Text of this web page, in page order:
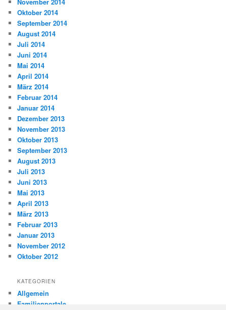
Oktober 2014
September 2014
August 2014
Juli 2014
Juni 2014
Mai 2014
April 2014
März 2014
Februar 2014
Januar 2014
Dezember 2013
November 2013
Oktober 2013
September 2013
August 2013
Juli 2013
Juni 2013
Mai 2013
April 2013
März 2013
Februar 2013
Januar 2013
November 2012
Oktober 2012
KATEGORIEN
Allgemein
Familienportale